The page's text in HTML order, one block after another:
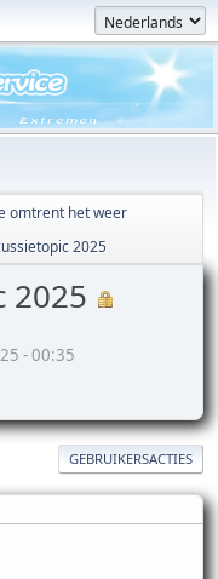
omtrent het weer
2025
2025
- 00:35
GEBRUIKERSACTIES